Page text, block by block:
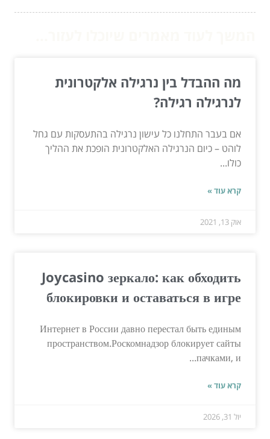
מה ההבדל בין נרגילה אלקטרונית
לנרגילה רגילה?
אם בעבר התחלנו כל עישון נרגילה בהתעסקות עם גחל
לוהט – כיום הנרגילה האלקטרונית הופכת את ההליך
כולו...
קרא עוד »
אוק 13, 2021
Joycasino зеркало: как обходить
блокировки и оставаться в игре
Интернет в России давно перестал быть единым
пространством.Роскомнадзор блокирует сайты
пачками, и...
קרא עוד »
יול 31, 2026